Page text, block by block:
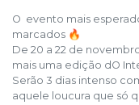
O evento mais
marcados 🔥
De 20 a 22 de
mais uma edição dO
Serão 3 dias intenso
aquele loucura que só